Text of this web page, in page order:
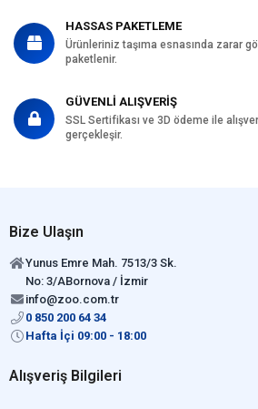
HASSAS PAKETLEME
Ürünleriniz taşıma esnasında zarar
paketlenir.
GÜVENLİ ALIŞVERİŞ
SSL Sertifikası ve 3D ödeme ile
gerçekleşir.
Bize Ulaşın
Yunus Emre Mah. 7513/3 Sk.
No: 3/ABornova / İzmir
info@zoo.com.tr
0 850 200 64 34
Hafta İçi 09:00 - 18:00
Alışveriş Bilgileri